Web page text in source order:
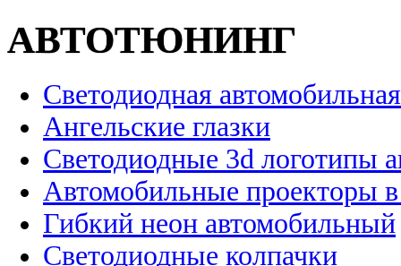
АВТОТЮНИНГ
Светодиодная
Ангельские глазки
Светодиодные 3d логотипы
Автомобильные проекторы
Гибкий неон автомобильный
Светодиодные колпачки